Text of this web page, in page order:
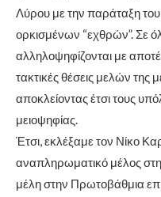
Λύρου με την παράταξη
ορκισμένων “εχθρών”. Σε
αλληλοψηφίζονται με
τακτικές θέσεις μελών
αποκλείοντας έτσι τους
μειοψηφίας.
Έτσι, εκλέξαμε τον Νίκο
αναπληρωματικό μέλος
μέλη στην Πρωτοβάθμια